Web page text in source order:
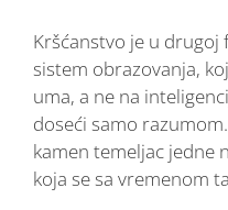
Kršćanstvo je u
sistem obrazovanja,
uma, a ne na
doseći samo
kamen temeljac jedne
koja se sa vremenom